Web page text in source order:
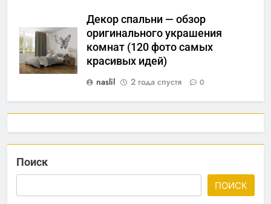
Декор спальни — обзор
оригинального украшения
комнат (120 фото самых
красивых идей)
naslil
2 года спустя 0
Поиск
ПОИСК